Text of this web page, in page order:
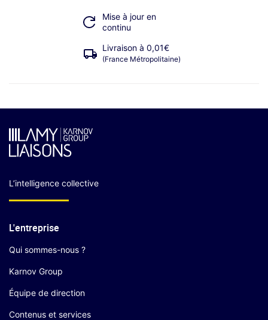
Mise à jour en
continu
Livraison à 0,01€
(France Métropolitaine)
L’intelligence collective
L'entreprise
Qui sommes-nous ?
Karnov Group
Équipe de direction
Contenus et services